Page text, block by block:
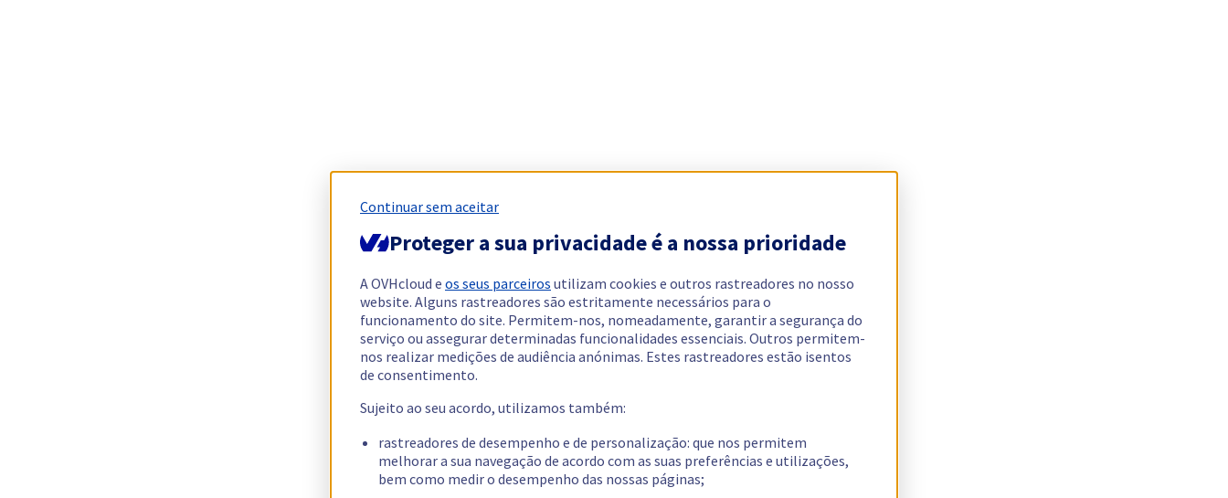
Continuar sem aceitar
Proteger a sua privacidade é a nossa prioridade
A OVHcloud e os seus parceiros utilizam cookies e outros rastreadores no nosso
website. Alguns rastreadores são estritamente necessários para o
funcionamento do site. Permitem-nos, nomeadamente, garantir a segurança do
serviço ou assegurar determinadas funcionalidades essenciais. Outros permitem-
nos realizar medições de audiência anónimas. Estes rastreadores estão isentos
de consentimento.
Sujeito ao seu acordo, utilizamos também:
rastreadores de desempenho e de personalização: que nos permitem
melhorar a sua navegação de acordo com as suas preferências e utilizações,
bem como medir o desempenho das nossas páginas;